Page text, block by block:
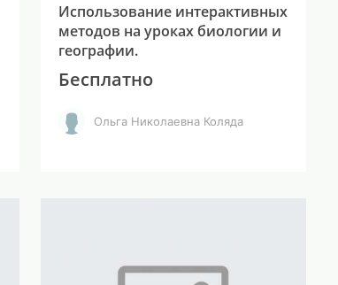
Использование интерактивных
методов на уроках биологии и
географии.
Бесплатно
Ольга Николаевна Коляда